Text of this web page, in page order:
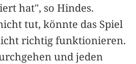
hat", so Hindes.
tut, könnte das Spiel
richtig funktionieren.
und jeden